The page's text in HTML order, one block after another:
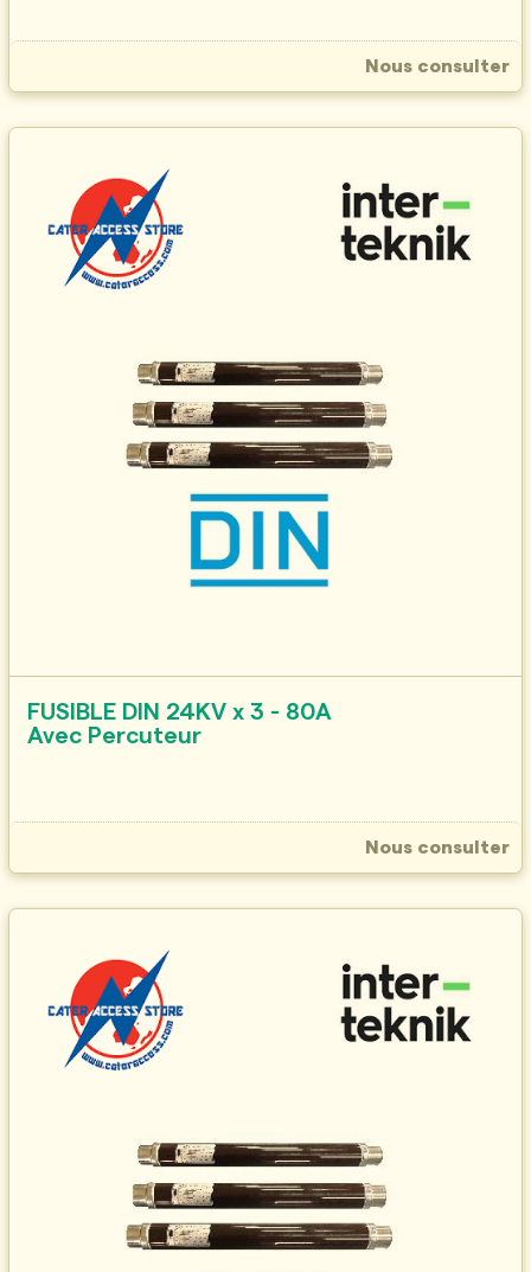
Nous consulter
FUSIBLE DIN 24KV x 3 - 80A
Avec Percuteur
Nous consulter